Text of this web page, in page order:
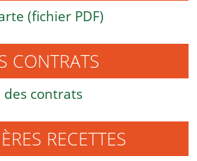
(fichier PDF)
CONTRATS
des contrats
RECETTES